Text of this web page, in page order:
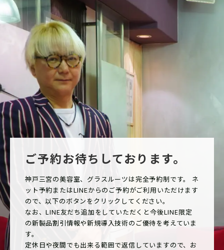
ご予約お待ちしております。
神戸三宮の美容室、グラスルーツは完全予約制です。 ネ
ット予約またはLINEからのご予約がご利用いただけます
ので、以下のボタンをクリックしてください。
なお、LINE友だち追加をしていただくと今後LINE限定
の新製品割引情報や新規導入技術のご優待を考えていま
す。
定休日や夜間でも出来る範囲で返信していますので、お